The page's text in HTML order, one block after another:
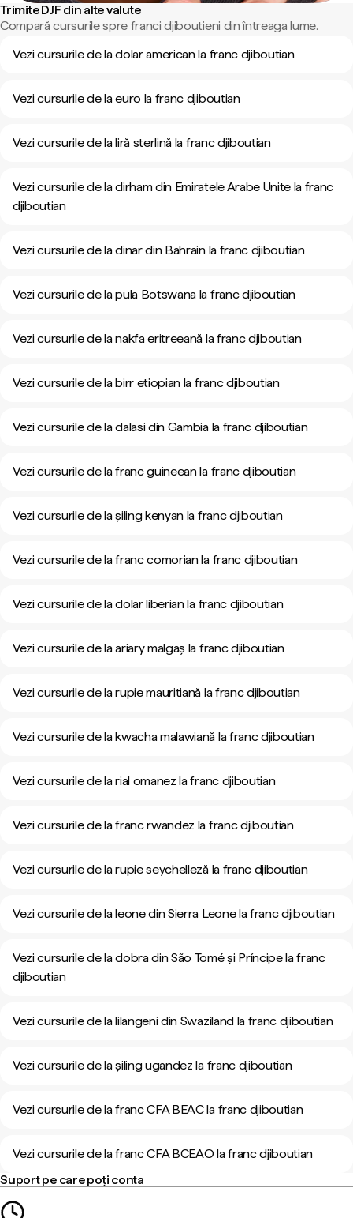
Trimite DJF din alte valute
Compară cursurile spre franci djiboutieni din întreaga lume.
Vezi cursurile de la dolar american la franc djiboutian
Vezi cursurile de la euro la franc djiboutian
Vezi cursurile de la liră sterlină la franc djiboutian
Vezi cursurile de la dirham din Emiratele Arabe Unite la franc
djiboutian
Vezi cursurile de la dinar din Bahrain la franc djiboutian
Vezi cursurile de la pula Botswana la franc djiboutian
Vezi cursurile de la nakfa eritreeană la franc djiboutian
Vezi cursurile de la birr etiopian la franc djiboutian
Vezi cursurile de la dalasi din Gambia la franc djiboutian
Vezi cursurile de la franc guineean la franc djiboutian
Vezi cursurile de la șiling kenyan la franc djiboutian
Vezi cursurile de la franc comorian la franc djiboutian
Vezi cursurile de la dolar liberian la franc djiboutian
Vezi cursurile de la ariary malgaș la franc djiboutian
Vezi cursurile de la rupie mauritiană la franc djiboutian
Vezi cursurile de la kwacha malawiană la franc djiboutian
Vezi cursurile de la rial omanez la franc djiboutian
Vezi cursurile de la franc rwandez la franc djiboutian
Vezi cursurile de la rupie seychelleză la franc djiboutian
Vezi cursurile de la leone din Sierra Leone la franc djiboutian
Vezi cursurile de la dobra din São Tomé și Príncipe la franc
djiboutian
Vezi cursurile de la lilangeni din Swaziland la franc djiboutian
Vezi cursurile de la șiling ugandez la franc djiboutian
Vezi cursurile de la franc CFA BEAC la franc djiboutian
Vezi cursurile de la franc CFA BCEAO la franc djiboutian
Suport pe care poți conta